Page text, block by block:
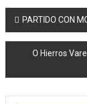
Post
PARTIDO CON
O Hierros